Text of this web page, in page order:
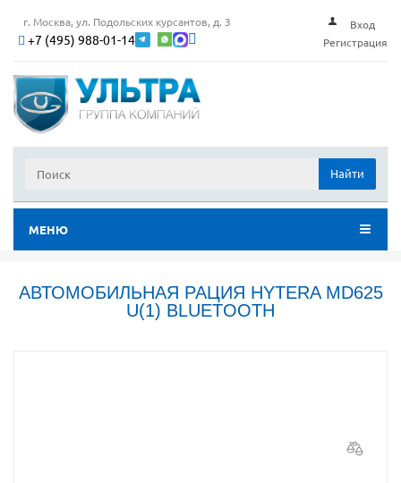
г. Москва, ул. Подольских курсантов, д. 3
+7 (495) 988-01-14
Вход
Регистрация
Найти
МЕНЮ
АВТОМОБИЛЬНАЯ РАЦИЯ HYTERA MD625
U(1) BLUETOOTH